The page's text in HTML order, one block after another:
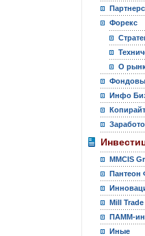
Форекс
О
Инфо
MMCIS
Пантеон
Mill Trade
ПАММ-
Иные